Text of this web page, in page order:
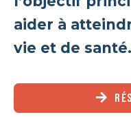
aider à
vie et de santé.